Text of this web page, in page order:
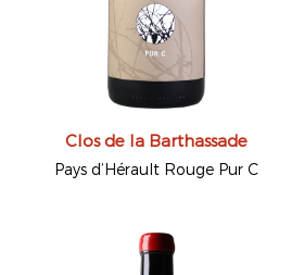
Clos de la Barthassade
Pays d’Hérault Rouge Pur C